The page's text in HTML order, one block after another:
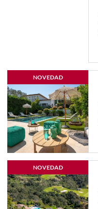
NOVEDAD
NOVEDAD